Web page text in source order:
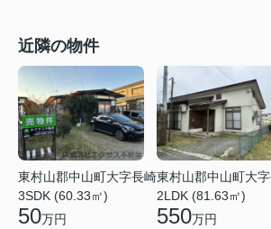
近隣の物件
東村山郡中山町大字長崎
3SDK (60.33㎡)
50万円
東村山郡中山町大
2LDK (81.63㎡)
550万円